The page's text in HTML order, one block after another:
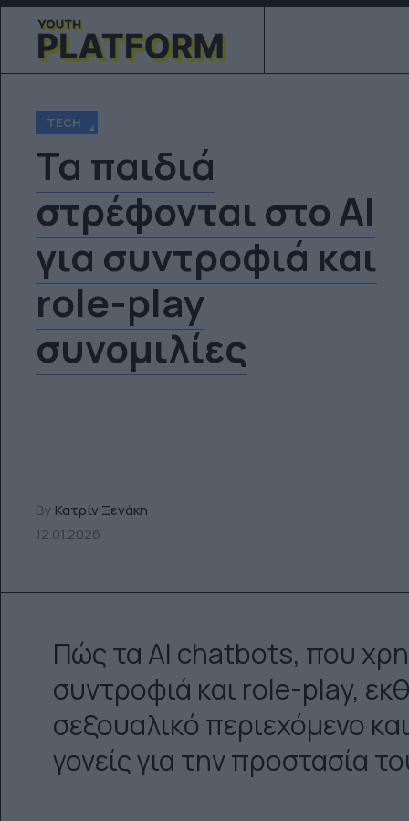
TECH
Τα παιδιά
στρέφονται στο AI
για συντροφιά και
role-play
συνομιλίες
By Κατρίν Ξενάκη
12.01.2026
Πώς τα AI chatbots, που
συντροφιά και role-play,
σεξουαλικό περιεχόμενο
γονείς για την προστασία